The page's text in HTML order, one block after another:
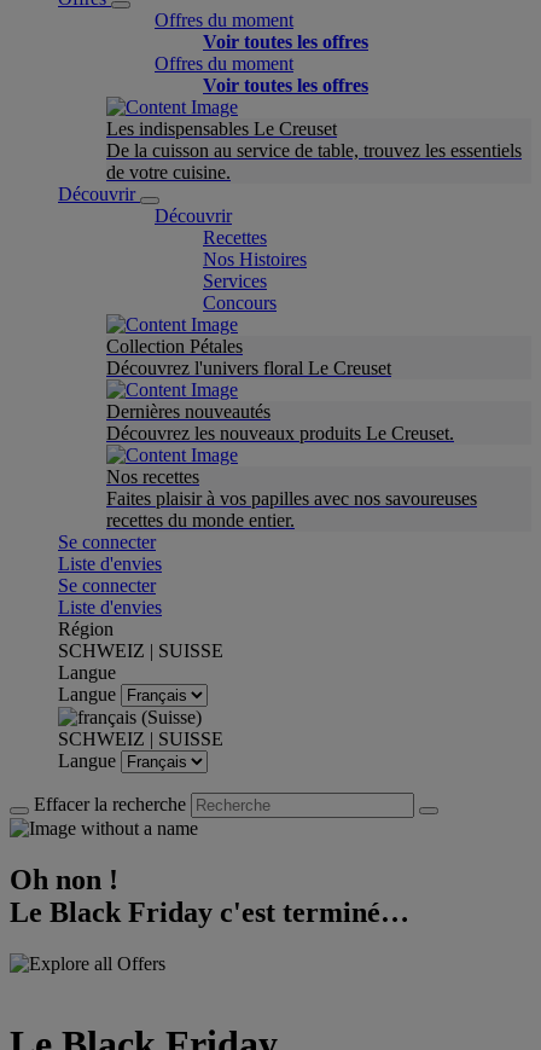
Offres du moment
Voir toutes les offres
Offres du moment
Voir toutes les offres
Les indispensables Le Creuset
De la cuisson au service de table, trouvez les essentiels
de votre cuisine.
Découvrir
Découvrir
Recettes
Nos Histoires
Services
Concours
Collection Pétales
Découvrez l'univers floral Le Creuset
Dernières nouveautés
Découvrez les nouveaux produits Le Creuset.
Nos recettes
Faites plaisir à vos papilles avec nos savoureuses
recettes du monde entier.
Se connecter
Liste d'envies
Se connecter
Liste d'envies
Région
SCHWEIZ | SUISSE
Langue
Langue
SCHWEIZ | SUISSE
Langue
Effacer la recherche
Oh non !
Le Black Friday c'est terminé…